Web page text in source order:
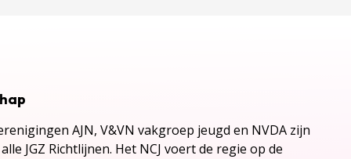
AJN, V&VN vakgroep jeugd en NVDA zijn
JGZ Richtlijnen. Het NCJ voert de regie op de